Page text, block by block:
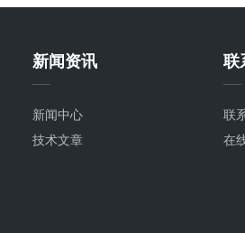
新闻资讯
新闻中心
技术文章
联
联
在